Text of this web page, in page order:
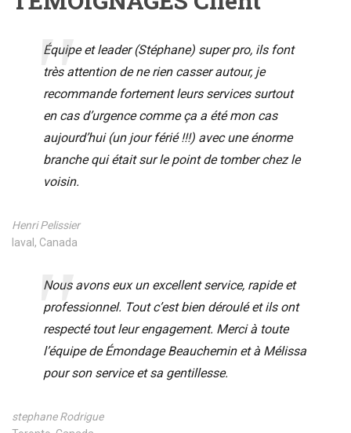
Équipe et leader (Stéphane) super pro, ils font
très attention de ne rien casser autour, je
recommande fortement leurs services surtout
en cas d’urgence comme ça a été mon cas
aujourd’hui (un jour férié !!!) avec une énorme
branche qui était sur le point de tomber chez le
voisin.
Henri Pelissier
laval, Canada
Nous avons eux un excellent service, rapide et
professionnel. Tout c’est bien déroulé et ils ont
respecté tout leur engagement. Merci à toute
l’équipe de Émondage Beauchemin et à Mélissa
pour son service et sa gentillesse.
stephane Rodrigue